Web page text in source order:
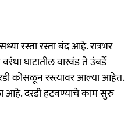
रस्ता रस्ता बंद आहे. रात्रभर
घाटातील वारवंड ते उंबर्डे
कोसळून रस्त्यावर आल्या आहेत.
आहे. दरडी हटवण्याचे काम सुरु